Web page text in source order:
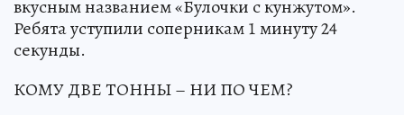
вкусным названием «Булочки с кунжутом».
Ребята уступили соперникам 1 минуту 24
секунды.
КОМУ ДВЕ ТОННЫ – НИ ПО ЧЕМ?